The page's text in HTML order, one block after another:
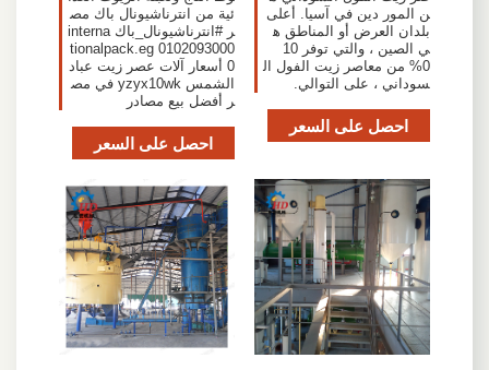
ن المور دين في آسيا. أعلى
بلدان العرض أو المناطق ه
ي الصين ، والتي توفر 10
0% من معاصر زيت الفول ال
سوداني ، على التوالي.
احصل على السعر
ئية من انترناشيونال باك مص
ر #انترناشيونال_باك interna
tionalpack.eg 0102093000
0 أسعار آلات عصر زيت عباد
الشمس yzyx10wk في مص
ر أفضل بيع مصادر
احصل على السعر